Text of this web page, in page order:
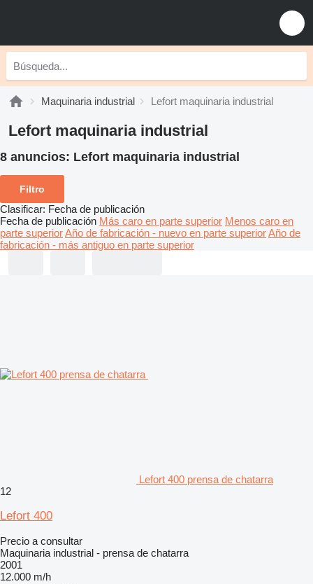
Maquinaria industrial Lefort maquinaria industrial
Lefort maquinaria industrial
8 anuncios: Lefort maquinaria industrial
Filtro
Clasificar: Fecha de publicación
Fecha de publicación Más caro en parte superior Menos caro en
parte superiorAño de fabricación - nuevo en parte superiorAño de
fabricación - más antiguo en parte superior
Lefort 400 prensa de chatarra
12
Lefort 400
Precio a consultar
Maquinaria industrial - prensa de chatarra
2001
12.000 m/h